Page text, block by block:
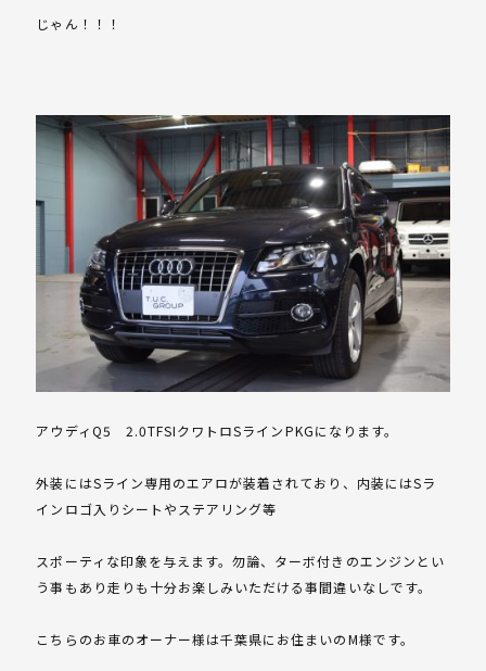
じゃん！！！
アウディQ5 2.0TFSIクワトロSラインPKGになります。
外装にはSライン専用のエアロが装着されており、内装にはSラ
インロゴ入りシートやステアリング等
スポーティな印象を与えます。勿論、ターボ付きのエンジンとい
う事もあり走りも十分お楽しみいただける事間違いなしです。
こちらのお車のオーナー様は千葉県にお住まいのM様です。